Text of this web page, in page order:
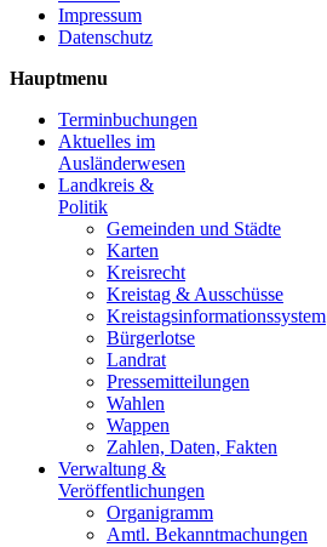
Impressum
Datenschutz
Hauptmenu
Terminbuchungen
Aktuelles im
Ausländerwesen
Landkreis &
Politik
Gemeinden und Städte
Karten
Kreisrecht
Kreistag & Ausschüsse
Kreistagsinformationssystem
Bürgerlotse
Landrat
Pressemitteilungen
Wahlen
Wappen
Zahlen, Daten, Fakten
Verwaltung &
Veröffentlichungen
Organigramm
Amtl. Bekanntmachungen